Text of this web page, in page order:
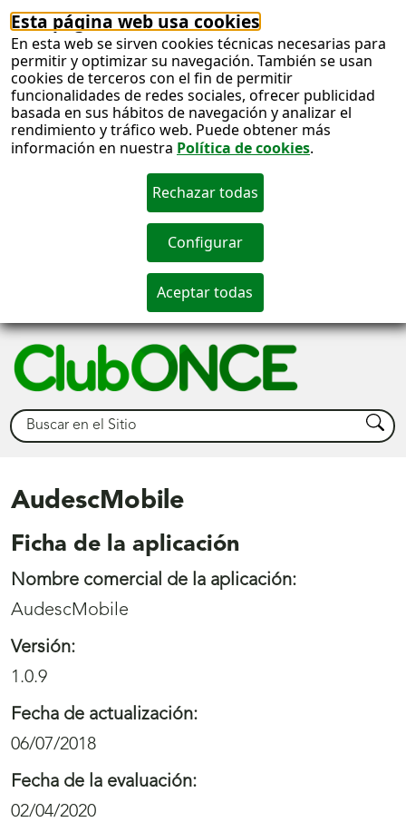
Esta página web usa cookies
En esta web se sirven cookies técnicas necesarias para
permitir y optimizar su navegación. También se usan
cookies de terceros con el fin de permitir
funcionalidades de redes sociales, ofrecer publicidad
basada en sus hábitos de navegación y analizar el
rendimiento y tráfico web. Puede obtener más
información en nuestra Política de cookies.
Buscar Buscar
AudescMobile
Ficha de la aplicación
Nombre comercial de la aplicación:
AudescMobile
Versión:
1.0.9
Fecha de actualización:
06/07/2018
Fecha de la evaluación:
02/04/2020